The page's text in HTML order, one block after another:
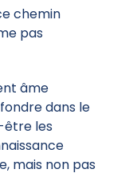
chemin
pas
âme
dans le
être les
mais non pas